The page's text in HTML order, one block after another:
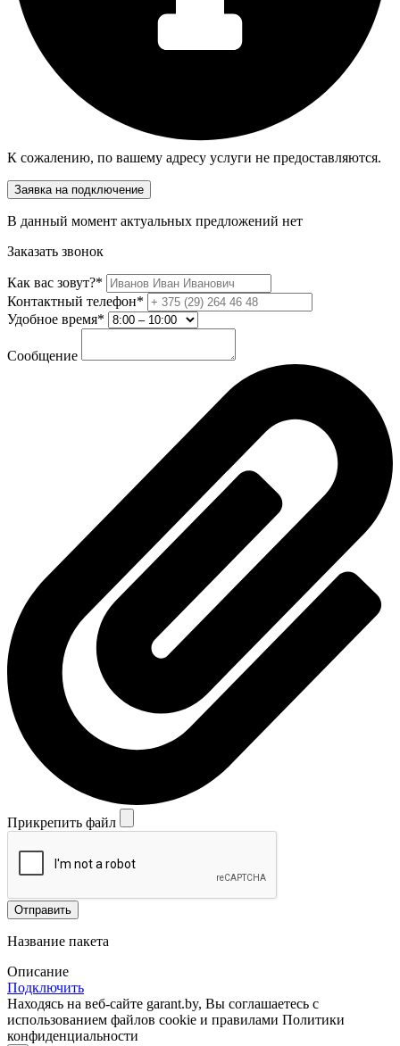
К сожалению, по вашему адресу услуги не предоставляются.
Заявка на подключение
В данный момент актуальных предложений нет
Заказать звонок
Как вас зовут?*
Контактный телефон*
Удобное время*
Сообщение
Прикрепить файл
Отправить
Название пакета
Описание
Подключить
Находясь на веб-сайте garant.by, Вы соглашаетесь с
использованием файлов cookie и правилами Политики
конфиденциальности